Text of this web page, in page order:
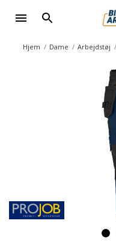
Hjem Dame Arbejdstøj